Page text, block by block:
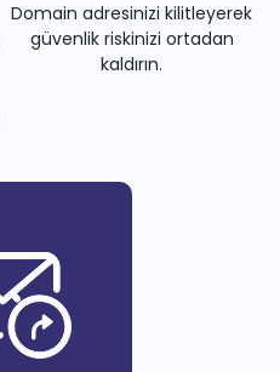
Domain adresinizi kilitleyerek
güvenlik riskinizi ortadan
kaldırın.